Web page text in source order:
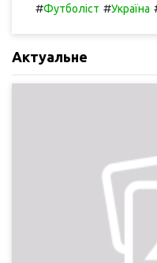
#Футболіст #Україна
Актуальне